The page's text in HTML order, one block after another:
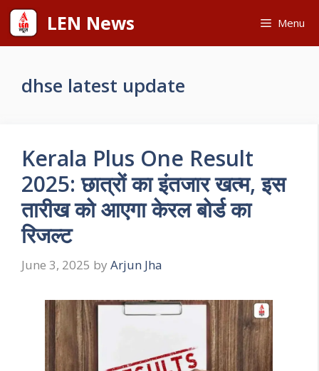
Skip
content
LEN News Menu
dhse latest update
Kerala Plus One Result
2025: छात्रों का इंतजार खत्म, इस
तारीख को आएगा केरल बोर्ड का
रिजल्ट
June 3, 2025 by Arjun Jha